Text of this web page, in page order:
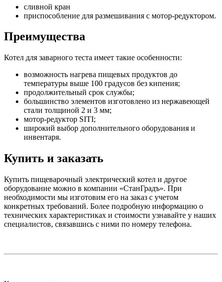
сливной кран
приспособление для размешивания с мотор-редуктором.
Преимущества
Котел для заварного теста имеет такие особенности:
возможность нагрева пищевых продуктов до
температуры выше 100 градусов без кипения;
продолжительный срок службы;
большинство элементов изготовлено из нержавеющей
стали толщиной 2 и 3 мм;
мотор-редуктор SITI;
широкий выбор дополнительного оборудования и
инвентаря.
Купить и заказать
Купить пищеварочный электрический котел и другое
оборудование можно в компании «СтанГрадъ». При
необходимости мы изготовим его на заказ с учетом
конкретных требований. Более подробную информацию о
технических характеристиках и стоимости узнавайте у наших
специалистов, связавшись с ними по номеру телефона.